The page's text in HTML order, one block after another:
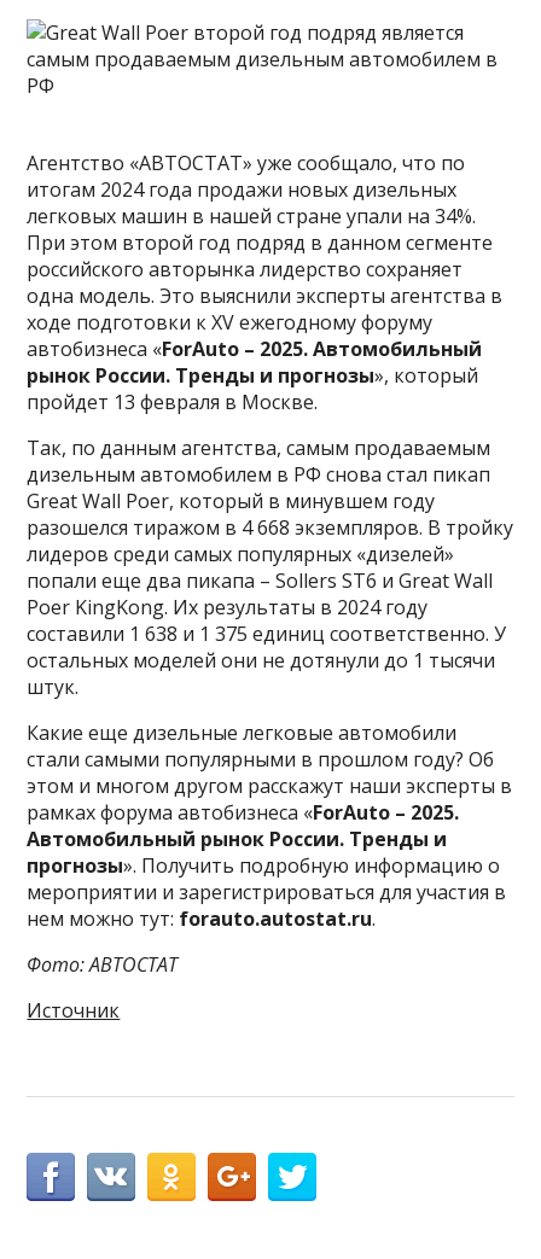
Агентство «АВТОСТАТ» уже сообщало, что по
итогам 2024 года продажи новых дизельных
легковых машин в нашей стране упали на 34%.
При этом второй год подряд в данном сегменте
российского авторынка лидерство сохраняет
одна модель. Это выяснили эксперты агентства в
ходе подготовки к XV ежегодному форуму
автобизнеса «ForAuto – 2025. Автомобильный
рынок России. Тренды и прогнозы», который
пройдет 13 февраля в Москве.
Так, по данным агентства, самым продаваемым
дизельным автомобилем в РФ снова стал пикап
Great Wall Poer, который в минувшем году
разошелся тиражом в 4 668 экземпляров. В тройку
лидеров среди самых популярных «дизелей»
попали еще два пикапа – Sollers ST6 и Great Wall
Poer KingKong. Их результаты в 2024 году
составили 1 638 и 1 375 единиц соответственно. У
остальных моделей они не дотянули до 1 тысячи
штук.
Какие еще дизельные легковые автомобили
стали самыми популярными в прошлом году? Об
этом и многом другом расскажут наши эксперты в
рамках форума автобизнеса «ForAuto – 2025.
Автомобильный рынок России. Тренды и
прогнозы». Получить подробную информацию о
мероприятии и зарегистрироваться для участия в
нем можно тут: forauto.autostat.ru.
Фото: АВТОСТАТ
Источник